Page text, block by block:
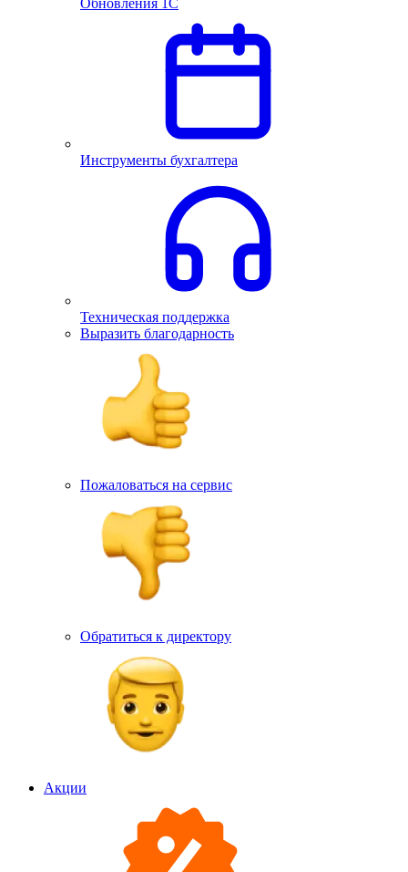
Обновления 1С
Инструменты бухгалтера
Техническая поддержка
Выразить благодарность
Пожаловаться на сервис
Обратиться к директору
Акции